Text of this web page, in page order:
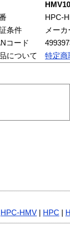
HPC-
条件
メー
コード
について
特定商
HPC-HMV HPC